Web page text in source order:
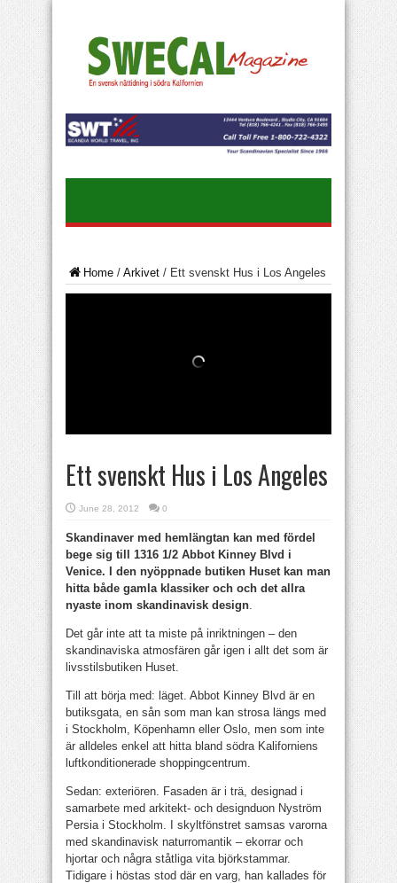
Home / Arkivet / Ett svenskt Hus i Los Angeles
Ett svenskt Hus i Los Angeles
June 28, 2012 0
Skandinaver med hemlängtan kan med fördel
bege sig till 1316 1/2 Abbot Kinney Blvd i
Venice. I den nyöppnade butiken Huset kan man
hitta både gamla klassiker och och det allra
nyaste inom skandinavisk design.
Det går inte att ta miste på inriktningen – den
skandinaviska atmosfären går igen i allt det som är
livsstilsbutiken Huset.
Till att börja med: läget. Abbot Kinney Blvd är en
butiksgata, en sån som man kan strosa längs med
i Stockholm, Köpenhamn eller Oslo, men som inte
är alldeles enkel att hitta bland södra Kaliforniens
luftkonditionerade shoppingcentrum.
Sedan: exteriören. Fasaden är i trä, designad i
samarbete med arkitekt- och designduon Nyström
Persia i Stockholm. I skyltfönstret samsas varorna
med skandinavisk naturromantik – ekorrar och
hjortar och några ståtliga vita björkstammar.
Tidigare i höstas stod där en varg, han kallades för